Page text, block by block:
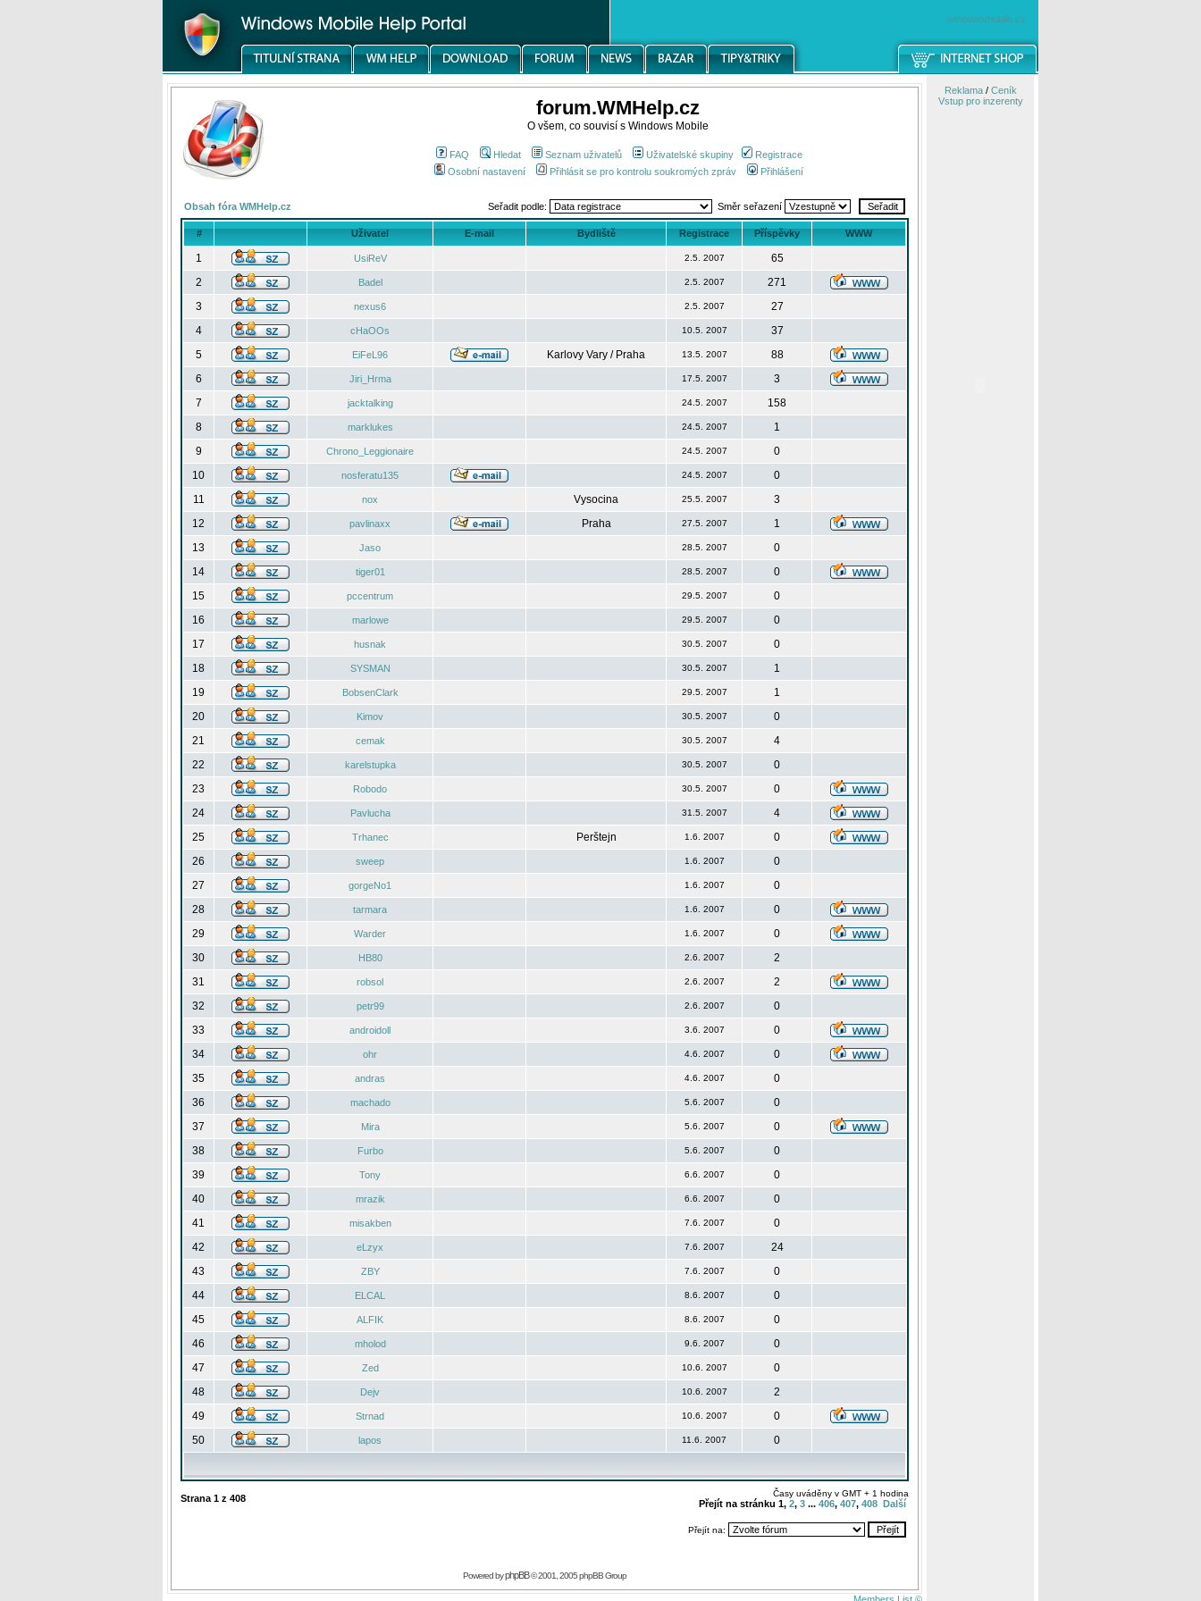
windowsmobile.cz
forum.WMHelp.cz
O všem, co souvisí s Windows Mobile
FAQ Hledat Seznam uživatelů Uživatelské skupiny
Registrace
Osobní nastavení
Přihlásit se pro kontrolu soukromých zpráv Přihlášení
Obsah fóra WMHelp.cz Seřadit podle: Směr seřazení
# Uživatel E-mail Bydliště Registrace Příspěvky WWW
1 UsiReV 2.5. 2007
65
2
Badel 2.5. 2007
271
3
nexus6 2.5. 2007
27
4
cHaOOs 10.5. 2007
37
5
EiFeL96 Karlovy Vary / Praha 13.5. 2007
88
6
Jiri_Hrma 17.5. 2007
3
7
jacktalking 24.5. 2007
158
8
marklukes 24.5. 2007
1
9
Chrono_Leggionaire 24.5. 2007
0
10
nosferatu135 24.5. 2007
0
11
nox Vysocina 25.5. 2007
3
12
pavlinaxx Praha 27.5. 2007
1
13
Jaso 28.5. 2007
0
14
tiger01 28.5. 2007
0
15
pccentrum 29.5. 2007
0
16
marlowe 29.5. 2007
0
17
husnak 30.5. 2007
0
18
SYSMAN 30.5. 2007
1
19
BobsenClark 29.5. 2007
1
20
Kimov 30.5. 2007
0
21
cemak 30.5. 2007
4
22
karelstupka 30.5. 2007
0
23
Robodo 30.5. 2007
0
24
Pavlucha 31.5. 2007
4
25
Trhanec Perštejn 1.6. 2007
0
26
sweep 1.6. 2007
0
27
gorgeNo1 1.6. 2007
0
28
tarmara 1.6. 2007
0
29
Warder 1.6. 2007
0
30
HB80 2.6. 2007
2
31
robsol 2.6. 2007
2
32
petr99 2.6. 2007
0
33
androidoll 3.6. 2007
0
34
ohr 4.6. 2007
0
35
andras 4.6. 2007
0
36
machado 5.6. 2007
0
37
Mira 5.6. 2007
0
38
Furbo 5.6. 2007
0
39
Tony 6.6. 2007
0
40
mrazik 6.6. 2007
0
41
misakben 7.6. 2007
0
42
eLzyx 7.6. 2007
24
43
ZBY 7.6. 2007
0
44
ELCAL 8.6. 2007
0
45
ALFIK 8.6. 2007
0
46
mholod 9.6. 2007
0
47
Zed 10.6. 2007
0
48
Dejv 10.6. 2007
2
49
Strnad 10.6. 2007
0
50
lapos 11.6. 2007 0
Strana 1 z 408 Časy uváděny v GMT + 1 hodina
Přejít na stránku 1, 2, 3 ... 406, 407, 408 Další
Přejít na:
Powered byphpBB© 2001, 2005 phpBB Group
Reklama/ Ceník
Vstup pro inzerenty